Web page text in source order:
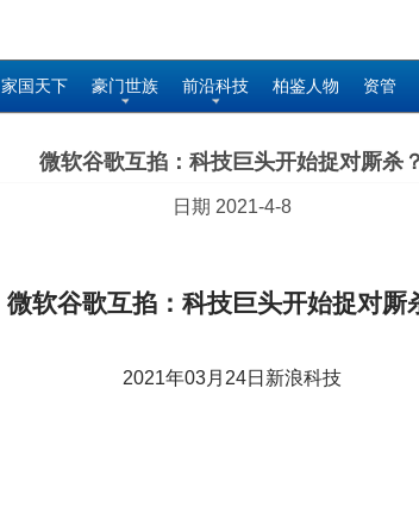
家国天下 豪门世族 前沿科技 柏鉴人物 资管
微软谷歌互掐：科技巨头开始捉对厮杀？
日期 2021-4-8
微软谷歌互掐：科技巨头开始捉对厮
2021年03月24日新浪科技